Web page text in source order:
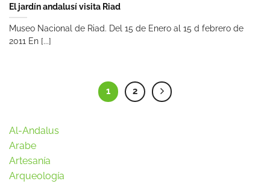
El jardín andalusí visita Riad
Museo Nacional de Riad. Del 15 de Enero al 15 d febrero de
2011 En [...]
1 2
Al-Andalus
Arabe
Artesanía
Arqueología